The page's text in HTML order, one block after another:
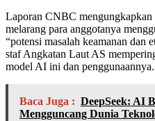
Laporan CNBC
melarang para anggotanya
“potensi masalah keamanan
staf Angkatan Laut AS
model AI ini dan penggunaannya.
Baca Juga : DeepSeek: AI
Mengguncang Dunia